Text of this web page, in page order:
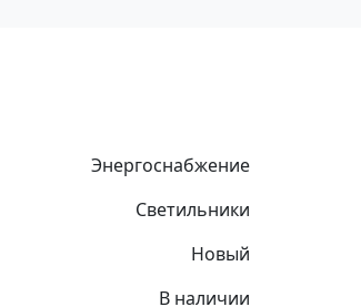
Энергоснабжение
Светильники
Новый
В наличии